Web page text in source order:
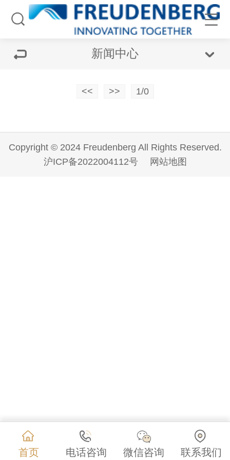
新闻中心
<< >> 1/0
Copyright © 2024 Freudenberg All Rights Reserved.
沪ICP备2022004112号
网站地图
首页 电话咨询 微信咨询 联系我们